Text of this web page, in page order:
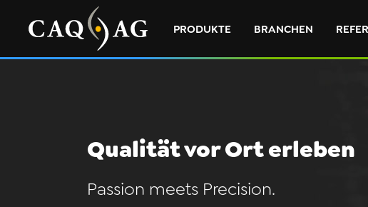
PRODUKTE BRANCHEN
Qualität vor Ort erleben
Passion meets Precision.